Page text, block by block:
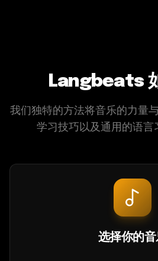
Langbeats
我们独特的方法将音乐的力量
学习技巧以及通用的语言
选择你的音